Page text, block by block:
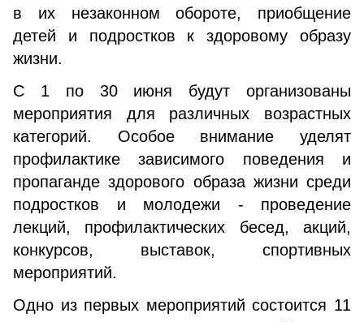
в их незаконном обороте, приобщение
детей и подростков к здоровому образу
жизни.
С 1 по 30 июня будут организованы
мероприятия для различных возрастных
категорий. Особое внимание уделят
профилактике зависимого поведения и
пропаганде здорового образа жизни среди
подростков и молодежи - проведение
лекций, профилактических бесед, акций,
конкурсов, выставок, спортивных
мероприятий.
Одно из первых мероприятий состоится 11